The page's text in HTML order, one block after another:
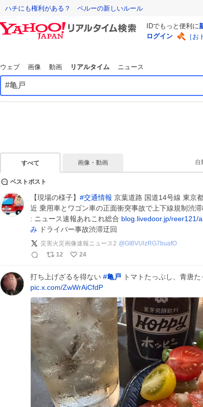
ハチにも権利がある？ ペルーの新しいルール
IDでもっと便利に
ログイン
［
ウェブ 画像 動画 リアルタイム ニュース
すべて 画像・動画 自
ベストポスト
【現場の様子】 #交通情報 京葉道路 国道14号線 東京
近 乗用車とワゴン車の正面衝突事故で上下線規制渋滞
: ニュース速報あれこれ総合 blog.livedoor.jp/reer121/
み ドライバー事故渋滞迂回
災害火災画像速報ニュース2 @Gt8VUlzRG7buafO
12
24
打ち上げざるを得ない #亀戸 トマトたっぷし、青唐た
pic.x.com/ZwWrAiCfdP